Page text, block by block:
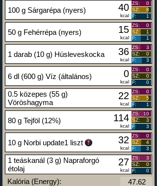
100 g Sárgarépa (nyers) 40
kcal
ZS:
0
SZ:
8
F:
1
50 g Fehérrépa (nyers) 15
kcal
ZS:
0
SZ:
1
F:
1
1 darab (10 g) Húsleveskocka 36
kcal
ZS:
3
SZ:
0
F:
3
6 dl (600 g) Víz (általános) 0
kcal
ZS:
0
SZ:
0
F:
0
0.5 közepes (55 g)
Vöröshagyma
22
kcal
ZS:
0
SZ:
5
F:
1
80 g Tejföl (12%) 114
kcal
ZS:
10
SZ:
3
F:
3
10 g Norbi update1 liszt 32
kcal
ZS:
0
SZ:
4
F:
3
1 teáskanál (3 g) Napraforgó
étolaj
27
kcal
ZS:
3
SZ:
0
F:
0
Kalória (Energy):